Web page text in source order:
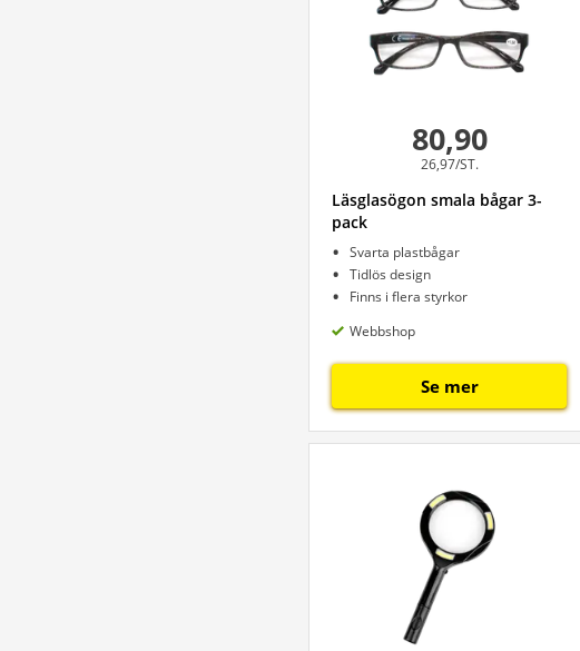
80,90
26,97/ST.
Läsglasögon smala bågar 3-
pack
Svarta plastbågar
Tidlös design
Finns i flera styrkor
Webbshop
Se mer